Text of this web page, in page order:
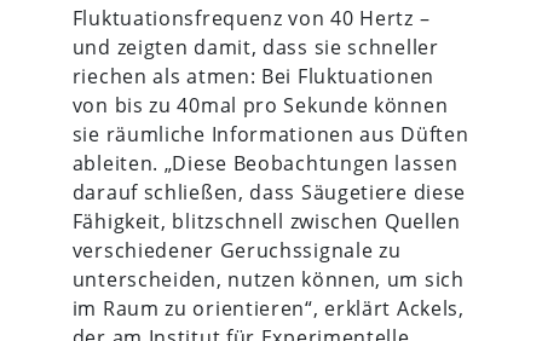
Fluktuationsfrequenz von 40 Hertz –
und zeigten damit, dass sie schneller
riechen als atmen: Bei Fluktuationen
von bis zu 40mal pro Sekunde können
sie räumliche Informationen aus Düften
ableiten. „Diese Beobachtungen lassen
darauf schließen, dass Säugetiere diese
Fähigkeit, blitzschnell zwischen Quellen
verschiedener Geruchssignale zu
unterscheiden, nutzen können, um sich
im Raum zu orientieren“, erklärt Ackels,